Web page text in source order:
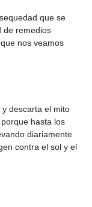
que se
de remedios
nos veamos
descarta el mito
hasta los
diariamente
contra el sol y el